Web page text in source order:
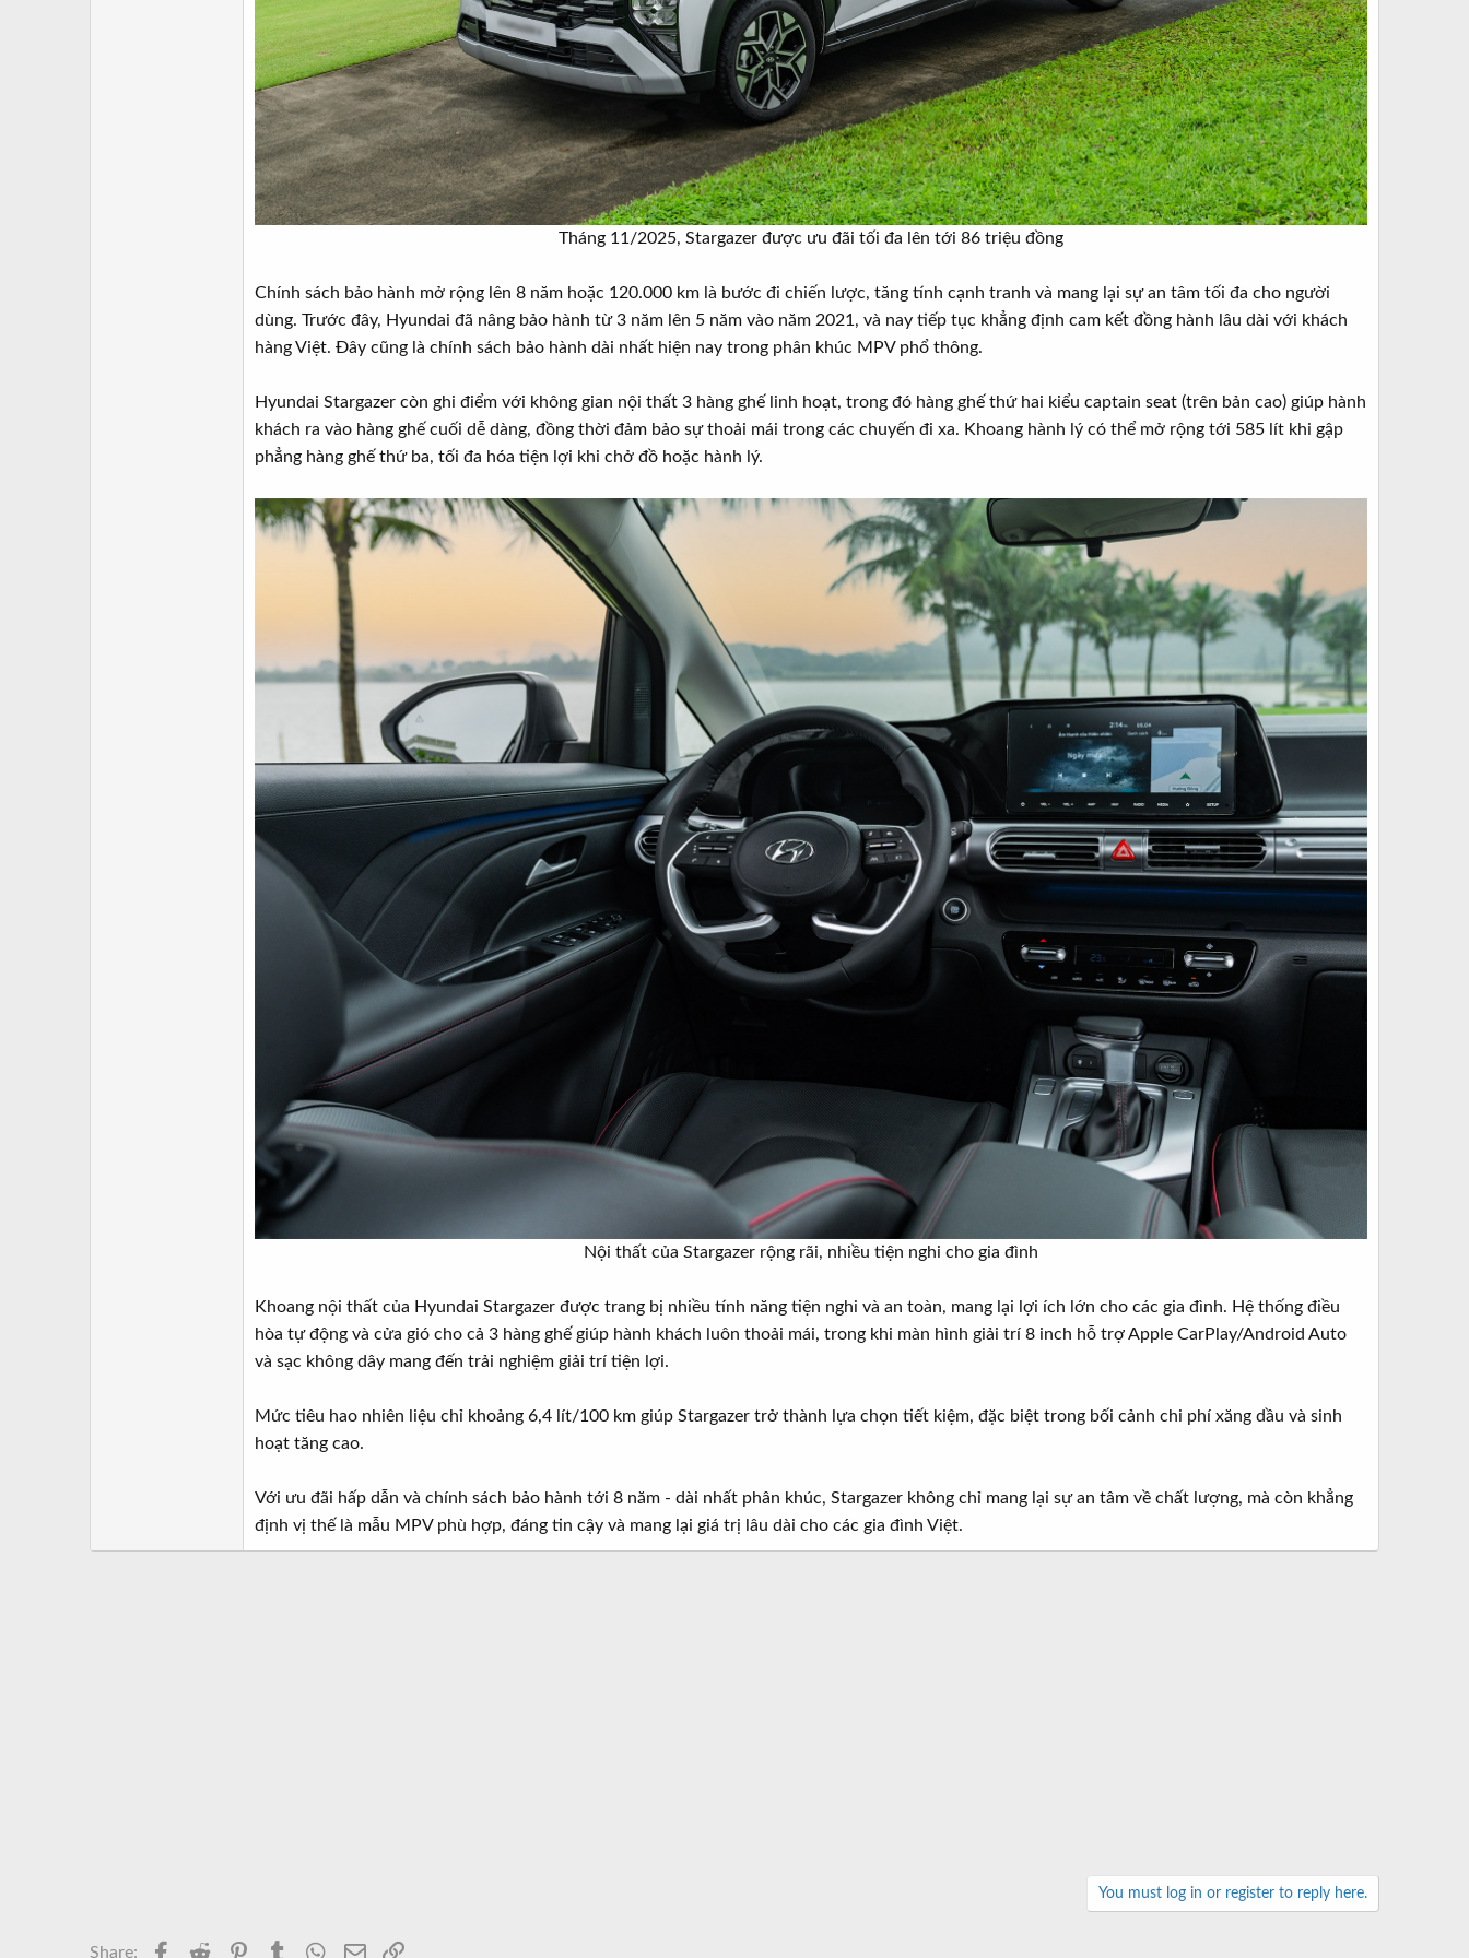
Tháng 11/2025, Stargazer được ưu đãi tối đa lên tới 86 triệu đồng​
Chính sách bảo hành mở rộng lên 8 năm hoặc 120.000 km là bước đi chiến lược, tăng tính cạnh tranh và mang lại sự an tâm tối đa cho người
dùng. Trước đây, Hyundai đã nâng bảo hành từ 3 năm lên 5 năm vào năm 2021, và nay tiếp tục khẳng định cam kết đồng hành lâu dài với khách
hàng Việt. Đây cũng là chính sách bảo hành dài nhất hiện nay trong phân khúc MPV phổ thông.
Hyundai Stargazer còn ghi điểm với không gian nội thất 3 hàng ghế linh hoạt, trong đó hàng ghế thứ hai kiểu captain seat (trên bản cao) giúp hành
khách ra vào hàng ghế cuối dễ dàng, đồng thời đảm bảo sự thoải mái trong các chuyến đi xa. Khoang hành lý có thể mở rộng tới 585 lít khi gập
phẳng hàng ghế thứ ba, tối đa hóa tiện lợi khi chở đồ hoặc hành lý.
Nội thất của Stargazer rộng rãi, nhiều tiện nghi cho gia đình​
Khoang nội thất của Hyundai Stargazer được trang bị nhiều tính năng tiện nghi và an toàn, mang lại lợi ích lớn cho các gia đình. Hệ thống điều
hòa tự động và cửa gió cho cả 3 hàng ghế giúp hành khách luôn thoải mái, trong khi màn hình giải trí 8 inch hỗ trợ Apple CarPlay/Android Auto
và sạc không dây mang đến trải nghiệm giải trí tiện lợi.
Mức tiêu hao nhiên liệu chỉ khoảng 6,4 lít/100 km giúp Stargazer trở thành lựa chọn tiết kiệm, đặc biệt trong bối cảnh chi phí xăng dầu và sinh
hoạt tăng cao.
Với ưu đãi hấp dẫn và chính sách bảo hành tới 8 năm - dài nhất phân khúc, Stargazer không chỉ mang lại sự an tâm về chất lượng, mà còn khẳng
định vị thế là mẫu MPV phù hợp, đáng tin cậy và mang lại giá trị lâu dài cho các gia đình Việt.
You must log in or register to reply here.
Share: Facebook
Reddit Pinterest
Tumblr WhatsApp
Email